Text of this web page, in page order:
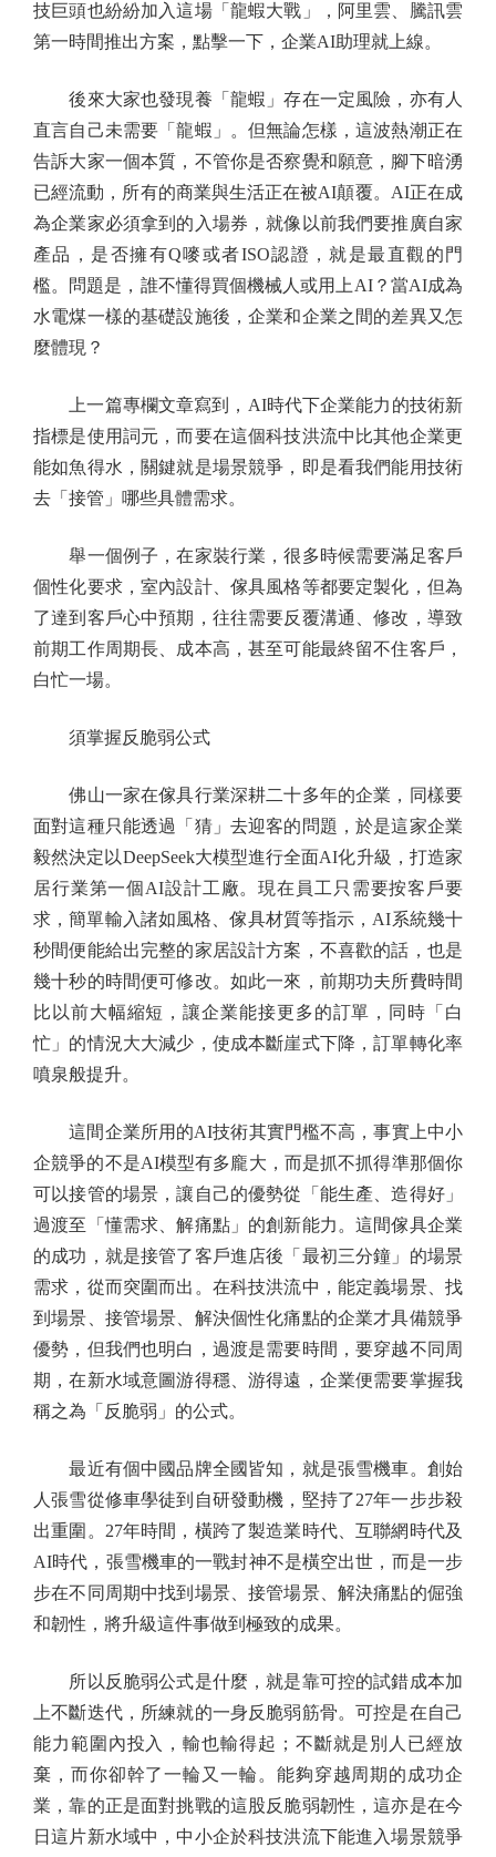
技巨頭也紛紛加入這場「龍蝦大戰」，阿里雲、騰訊雲
第一時間推出方案，點擊一下，企業AI助理就上線。
後來大家也發現養「龍蝦」存在一定風險，亦有人
直言自己未需要「龍蝦」。但無論怎樣，這波熱潮正在
告訴大家一個本質，不管你是否察覺和願意，腳下暗湧
已經流動，所有的商業與生活正在被AI顛覆。AI正在成
為企業家必須拿到的入場券，就像以前我們要推廣自家
產品，是否擁有Q嘜或者ISO認證，就是最直觀的門
檻。問題是，誰不懂得買個機械人或用上AI？當AI成為
水電煤一樣的基礎設施後，企業和企業之間的差異又怎
麼體現？
上一篇專欄文章寫到，AI時代下企業能力的技術新
指標是使用詞元，而要在這個科技洪流中比其他企業更
能如魚得水，關鍵就是場景競爭，即是看我們能用技術
去「接管」哪些具體需求。
舉一個例子，在家裝行業，很多時候需要滿足客戶
個性化要求，室內設計、傢具風格等都要定製化，但為
了達到客戶心中預期，往往需要反覆溝通、修改，導致
前期工作周期長、成本高，甚至可能最終留不住客戶，
白忙一場。
須掌握反脆弱公式
佛山一家在傢具行業深耕二十多年的企業，同樣要
面對這種只能透過「猜」去迎客的問題，於是這家企業
毅然決定以DeepSeek大模型進行全面AI化升級，打造家
居行業第一個AI設計工廠。現在員工只需要按客戶要
求，簡單輸入諸如風格、傢具材質等指示，AI系統幾十
秒間便能給出完整的家居設計方案，不喜歡的話，也是
幾十秒的時間便可修改。如此一來，前期功夫所費時間
比以前大幅縮短，讓企業能接更多的訂單，同時「白
忙」的情況大大減少，使成本斷崖式下降，訂單轉化率
噴泉般提升。
這間企業所用的AI技術其實門檻不高，事實上中小
企競爭的不是AI模型有多龐大，而是抓不抓得準那個你
可以接管的場景，讓自己的優勢從「能生產、造得好」
過渡至「懂需求、解痛點」的創新能力。這間傢具企業
的成功，就是接管了客戶進店後「最初三分鐘」的場景
需求，從而突圍而出。在科技洪流中，能定義場景、找
到場景、接管場景、解決個性化痛點的企業才具備競爭
優勢，但我們也明白，過渡是需要時間，要穿越不同周
期，在新水域意圖游得穩、游得遠，企業便需要掌握我
稱之為「反脆弱」的公式。
最近有個中國品牌全國皆知，就是張雪機車。創始
人張雪從修車學徒到自研發動機，堅持了27年一步步殺
出重圍。27年時間，橫跨了製造業時代、互聯網時代及
AI時代，張雪機車的一戰封神不是橫空出世，而是一步
步在不同周期中找到場景、接管場景、解決痛點的倔強
和韌性，將升級這件事做到極致的成果。
所以反脆弱公式是什麼，就是靠可控的試錯成本加
上不斷迭代，所練就的一身反脆弱筋骨。可控是在自己
能力範圍內投入，輸也輸得起；不斷就是別人已經放
棄，而你卻幹了一輪又一輪。能夠穿越周期的成功企
業，靠的正是面對挑戰的這股反脆弱韌性，這亦是在今
日這片新水域中，中小企於科技洪流下能進入場景競爭